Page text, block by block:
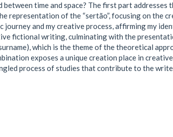
time and space? The first part addresses
representation of the “sertão”, focusing on the
and my creative process, affirming my
fictional writing, culminating with the
which is the theme of the theoretical
exposes a unique creation place in
process of studies that contribute to the